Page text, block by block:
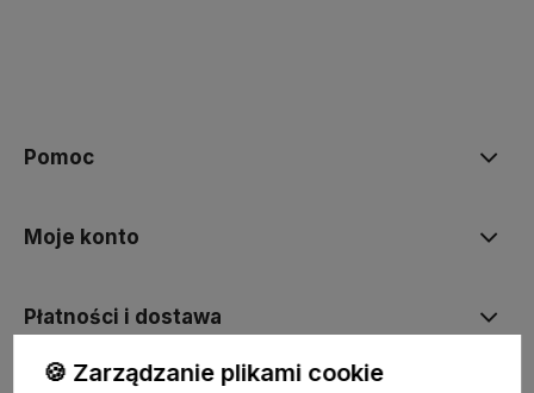
Pomoc
Moje konto
Płatności i dostawa
🍪 Zarządzanie plikami cookie